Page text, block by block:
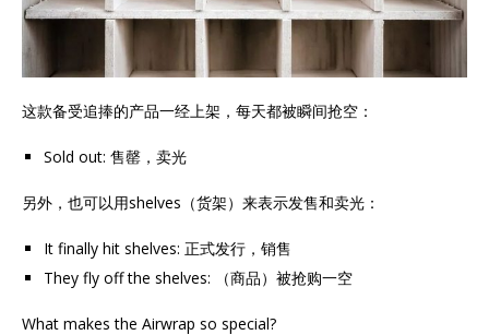
这款备受追捧的产品一经上架，每天都被瞬间抢空：
Sold out: 售罄，卖光
另外，也可以用shelves（货架）来表示发售和卖光：
It finally hit shelves: 正式发行，销售
They fly off the shelves: （商品）被抢购一空
What makes the Airwrap so special?